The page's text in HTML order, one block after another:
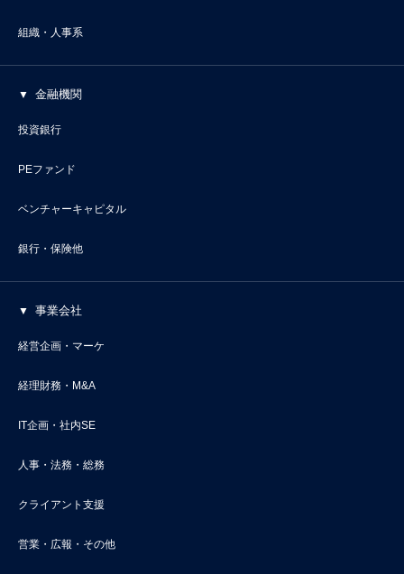
組織・人事系
金融機関
投資銀行
PEファンド
ベンチャーキャピタル
銀行・保険他
事業会社
経営企画・マーケ
経理財務・M&A
IT企画・社内SE
人事・法務・総務
クライアント支援
営業・広報・その他